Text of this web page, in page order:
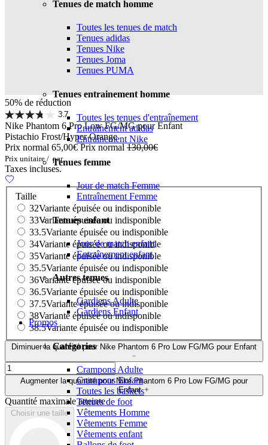
Tenues de match homme
Toutes les tenues de match
Tenues adidas
Tenues Nike
Tenues Joma
Tenues PUMA
Tenues entrainement homme
Toutes les tenues d'entraînement
Entraînement adidas
Entraînement Nike
Tenues femme
Jour de match Femme
Entraînement Femme
Tenues enfant
Jour de match enfant
Entraînement enfant
Autres tenues
Gardiens Adulte
Gardiens Enfant
Promos
Catégories
Crampons Adulte
Crampons Enfant
Toutes les baskets
Tenues de foot
Vêtements Homme
Vêtements Femme
Vêtements enfant
50% de réduction
3.7
Nike Phantom 6 Pro Low FG/MG pour Enfant
Pistachio Frost/Hyper Orange
Prix normal 65,00€ Prix normal 130,00€
Prix unitaire / par
Taxes incluses.
Taille
32Variante épuisée ou indisponible
33Variante épuisée ou indisponible
33.5Variante épuisée ou indisponible
34Variante épuisée ou indisponible
35Variante épuisée ou indisponible
35.5Variante épuisée ou indisponible
36Variante épuisée ou indisponible
36.5Variante épuisée ou indisponible
37.5Variante épuisée ou indisponible
38Variante épuisée ou indisponible
38.5Variante épuisée ou indisponible
Diminuer la quantité pour Nike Phantom 6 Pro Low FG/MG pour Enfant
Augmenter la quantité pour Nike Phantom 6 Pro Low FG/MG pour
Enfant
Quantité maximale atteinte
Choisir une taille